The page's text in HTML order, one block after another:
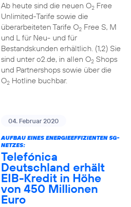
Ab heute sind die neuen O2Free
Unlimited-Tarife sowie die
überarbeiteten Tarife O2Free S, M
und L für Neu- und für
Bestandskunden erhältlich. (1,2) Sie
sind unter o2.de, in allen O2Shops
und Partnershops sowie über die
O2Hotline buchbar.
04. Februar 2020
AUFBAU EINES ENERGIEEFFIZIENTEN 5G-
NETZES:
Telefónica
Deutschland erhält
EIB-Kredit in Höhe
von 450 Millionen
Euro